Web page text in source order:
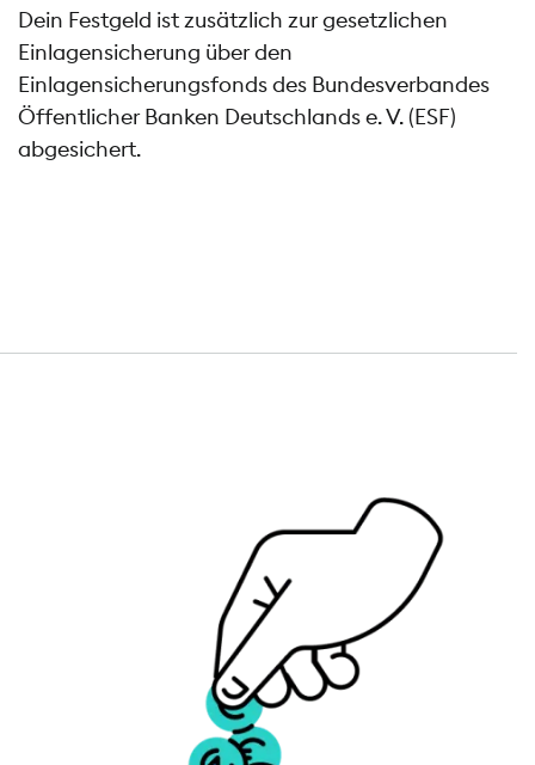
Dein Festgeld ist zusätzlich zur gesetzlichen
Einlagensicherung über den
Einlagensicherungsfonds des Bundesverbandes
Öffentlicher Banken Deutschlands e. V. (ESF)
abgesichert.